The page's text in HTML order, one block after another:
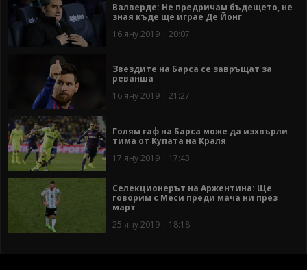
Валверде: Не предричам бъдещето, не
зная къде ще играе Де Йонг
16 яну 2019 | 20:07
Звездите на Барса се завръщат за
реванша
16 яну 2019 | 21:27
Голям гаф на Барса може да изхвърли
тима от Купата на Краля
17 яну 2019 | 17:43
Селекционерът на Аржентина: Ще
говорим с Меси преди мача ни през
март
25 яну 2019 | 18:18